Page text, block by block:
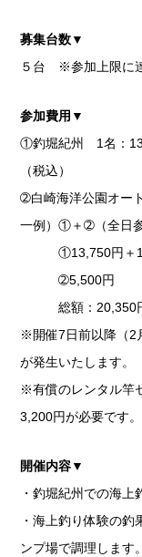
募集台数▼
５台 ※参加上限に
参加費用▼
①釣堀紀州 1名：
（税込）
➁白崎海洋公園オー
一例）①＋➁（全日
①13,750円＋
➁5,500円
総額：20,350円
※開催7日前以降（2
が発生いたします。
※有償のレンタル竿
3,200円が必要です。
開催内容▼
・釣堀紀州での海上
・海上釣り体験の
ンプ場で調理します。